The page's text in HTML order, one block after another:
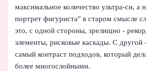
максимальное количество ультра-си, а
портрет фигуриста" в старом смысле
это, с одной стороны, зрелищно -
элементы, рисковые каскады. С другой
самый контраст подходов, который
более многослойными.